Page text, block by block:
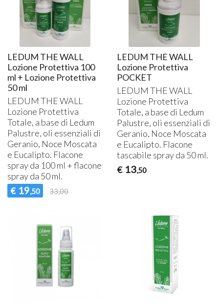
LEDUM THE WALL
Lozione Protettiva 100
ml + Lozione Protettiva
50 ml
LEDUM THE WALL
Lozione Protettiva
Totale, a base di Ledum
Palustre, oli essenziali di
Geranio, Noce Moscata
e Eucalipto. Flacone
spray da 100 ml + flacone
spray da 50 ml.
€ 19,50 33,00
LEDUM THE WALL
Lozione Protettiva
POCKET
LEDUM THEWALL
Lozione Protettiva
Totale, a base di Ledum
Palustre, oli essenziali di
Geranio, Noce Moscata
e Eucalipto. Flacone
tascabile spray da 50 ml.
€ 13,50